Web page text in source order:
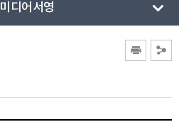
미디어서영